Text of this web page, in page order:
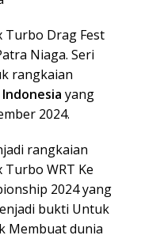
Turbo Drag Fest
Niaga. Seri
rangkaian
yang
2024.
rangkaian
WRT Ke
2024 yang
bukti Untuk
Membuat dunia